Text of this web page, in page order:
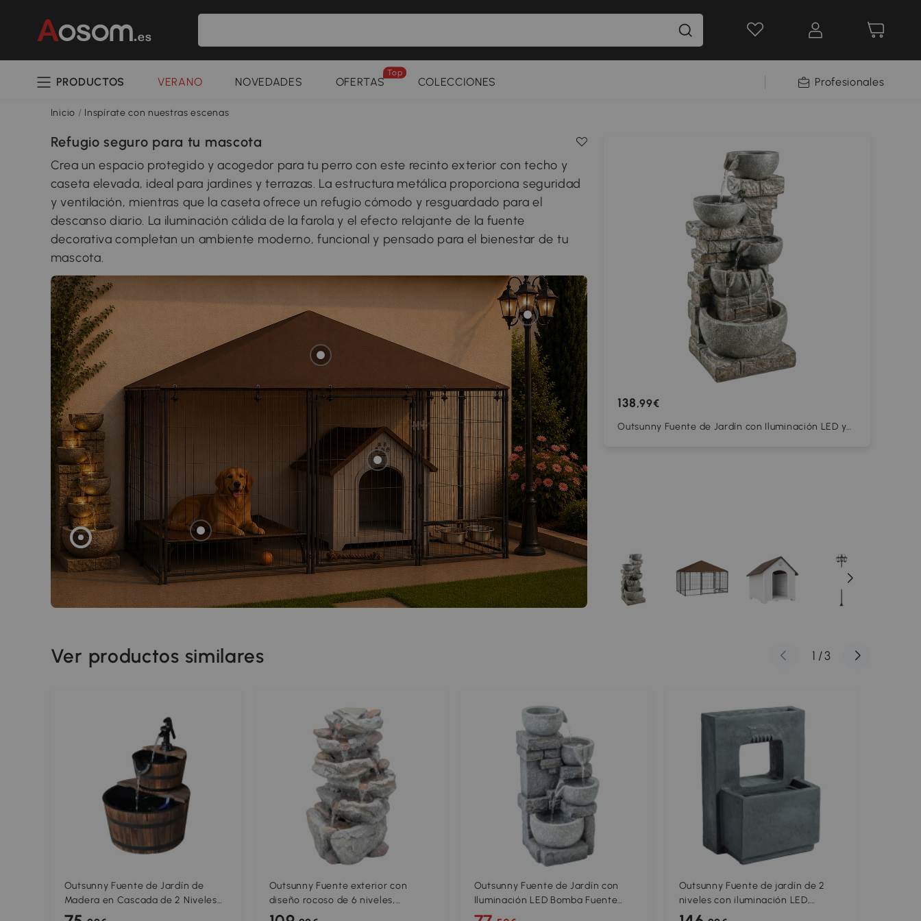
PRODUCTOS VERANO NOVEDADES OFERTAS
Top
COLECCIONES Profesionales
Inicio / Inspírate con nuestras escenas
Refugio seguro para tu mascota
Crea un espacio protegido y acogedor para tu perro con este recinto exterior con techo y
caseta elevada, ideal para jardines y terrazas. La estructura metálica proporciona seguridad
y ventilación, mientras que la caseta ofrece un refugio cómodo y resguardado para el
descanso diario. La iluminación cálida de la farola y el efecto relajante de la fuente
decorativa completan un ambiente moderno, funcional y pensado para el bienestar de tu
mascota.
138,99€
Outsunny Fuente de Jardín con Iluminación LED y
Ver productos similares 1 /3
Outsunny Fuente de Jardín de
Madera en Cascada de 2 Niveles
con Bomba Eléctrica y Salida de
Outsunny Fuente exterior con
diseño rocoso de 6 niveles,
cascada de agua con luces LED,
Outsunny Fuente de Jardín con
Iluminación LED Bomba Fuente
Decorativa en Cascada de 4
Outsunny Fuente de jardín de 2
niveles con iluminación LED,
maceta, bomba, aspecto piedra,